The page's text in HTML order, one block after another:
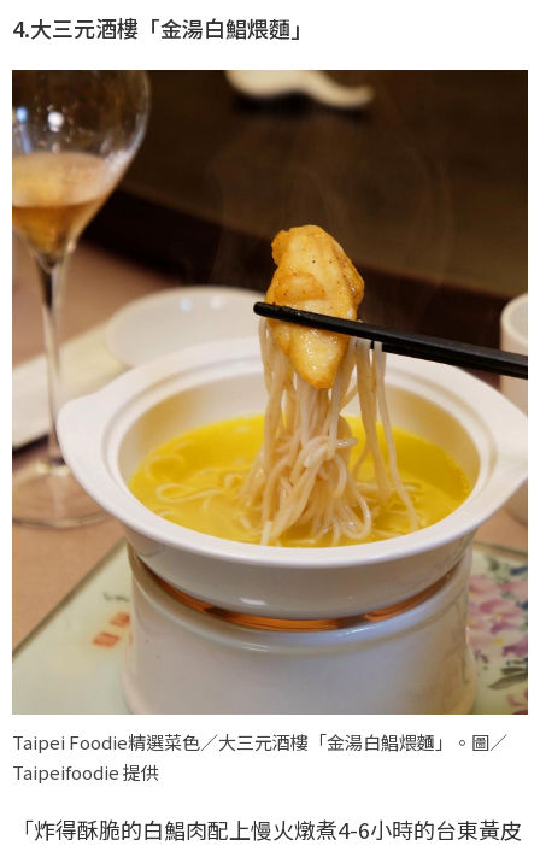
4.大三元酒樓「金湯白鯧煨麵」
Taipei Foodie精選菜色／大三元酒樓「金湯白鯧煨麵」。圖／
Taipeifoodie 提供
「炸得酥脆的白鯧肉配上慢火燉煮4-6小時的台東黃皮